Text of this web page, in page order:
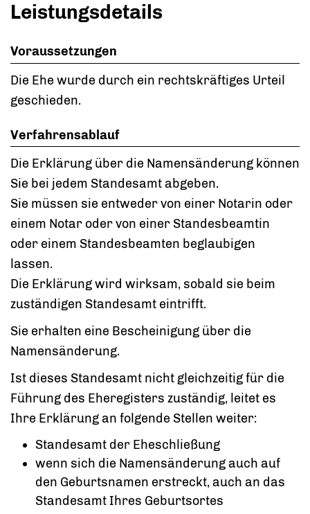
Leistungsdetails
Voraussetzungen
Die Ehe wurde durch ein rechtskräftiges Urteil
geschieden.
Verfahrensablauf
Die Erklärung über die Namensänderung können
Sie bei jedem Standesamt abgeben.
Sie müssen sie entweder von einer Notarin oder
einem Notar oder von einer Standesbeamtin
oder einem Standesbeamten beglaubigen
lassen.
Die Erklärung wird wirksam, sobald sie beim
zuständigen Standesamt eintrifft.
Sie erhalten eine Bescheinigung über die
Namensänderung.
Ist dieses Standesamt nicht gleichzeitig für die
Führung des Eheregisters zuständig, leitet es
Ihre Erklärung an folgende Stellen weiter:
Standesamt der Eheschließung
wenn sich die Namensänderung auch auf
den Geburtsnamen erstreckt, auch an das
Standesamt Ihres Geburtsortes